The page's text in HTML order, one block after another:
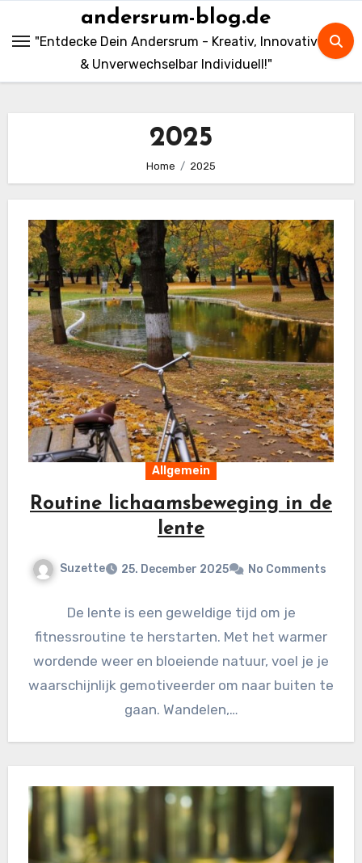
andersrum-blog.de
"Entdecke Dein Andersrum - Kreativ, Innovativ
& Unverwechselbar Individuell!"
2025
Home 2025
Allgemein
Routine lichaamsbeweging in de
lente
Suzette 25. December 2025 No Comments
De lente is een geweldige tijd om je
fitnessroutine te herstarten. Met het warmer
wordende weer en bloeiende natuur, voel je je
waarschijnlijk gemotiveerder om naar buiten te
gaan. Wandelen,…